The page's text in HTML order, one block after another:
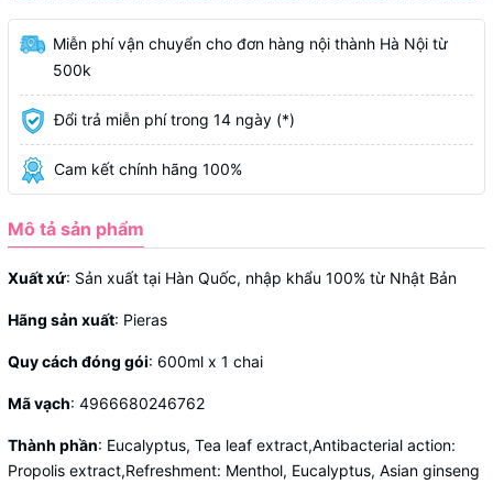
Miễn phí vận chuyển cho đơn hàng nội thành Hà Nội từ
500k
Đổi trả miễn phí trong 14 ngày (*)
Cam kết chính hãng 100%
Mô tả sản phẩm
Xuất xứ: Sản xuất tại Hàn Quốc, nhập khẩu 100% từ Nhật Bản
Hãng sản xuất: Pieras
Quy cách đóng gói: 600ml x 1 chai
Mã vạch: 4966680246762
Thành phần: Eucalyptus, Tea leaf extract,Antibacterial action:
Propolis extract,Refreshment: Menthol, Eucalyptus, Asian ginseng